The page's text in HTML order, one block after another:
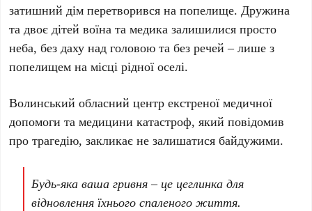
затишний дім перетворився на попелище. Дружина
та двоє дітей воїна та медика залишилися просто
неба, без даху над головою та без речей – лише з
попелищем на місці рідної оселі.
Волинський обласний центр екстреної медичної
допомоги та медицини катастроф, який повідомив
про трагедію, закликає не залишатися байдужими.
Будь-яка ваша гривня – це цеглинка для
відновлення їхнього спаленого життя.